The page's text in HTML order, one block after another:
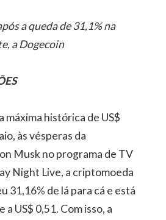
a queda de 31,1% na
a Dogecoin
máxima histórica de US$
às vésperas da
Musk no programa de TV
Night Live, a criptomoeda
31,16% de lá para cá e está
US$ 0,51. Com isso, a